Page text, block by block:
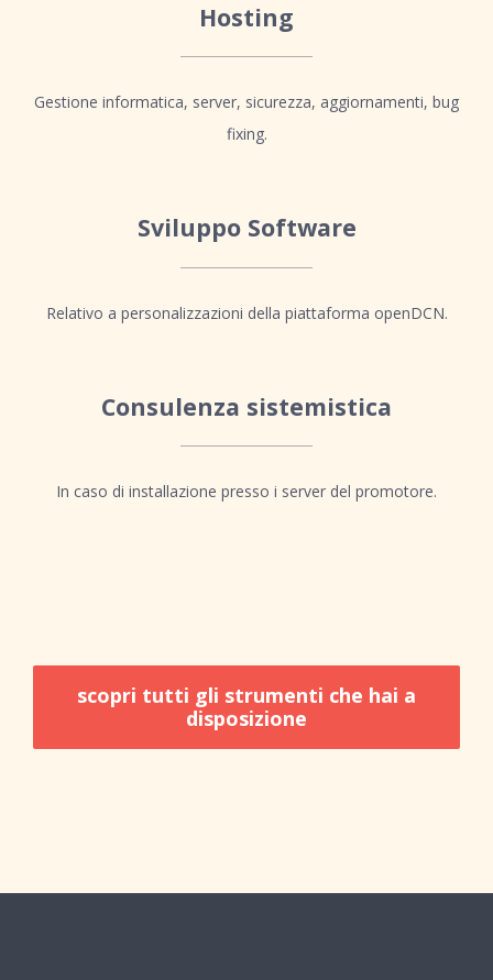
Hosting
Gestione informatica, server, sicurezza, aggiornamenti, bug
fixing.
Sviluppo Software
Relativo a personalizzazioni della piattaforma openDCN.
Consulenza sistemistica
In caso di installazione presso i server del promotore.
scopri tutti gli strumenti che hai a
disposizione